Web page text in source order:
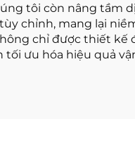
tôi còn nâng tầm
chỉnh, mang lại
chỉ được thiết
ưu hóa hiệu quả